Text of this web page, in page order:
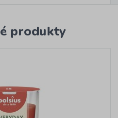
produkty